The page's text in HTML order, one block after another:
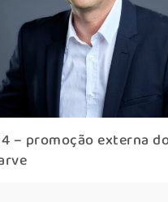
– promoção externa